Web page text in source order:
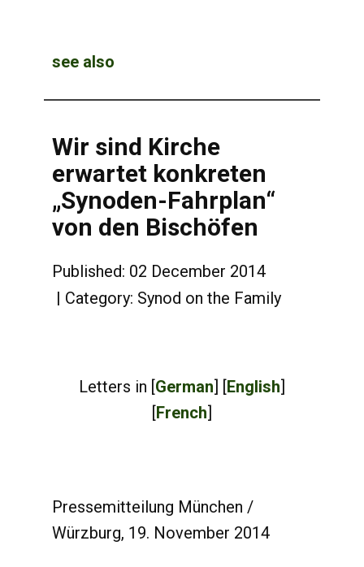
see also
Wir sind Kirche
erwartet konkreten
„Synoden-Fahrplan“
von den Bischöfen
Published: 02 December 2014
Category: Synod on the Family
Letters in [German] [English]
[French]
Pressemitteilung München /
Würzburg, 19. November 2014